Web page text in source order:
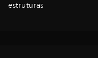
estruturas